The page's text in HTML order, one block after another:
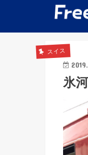
スイス
氷